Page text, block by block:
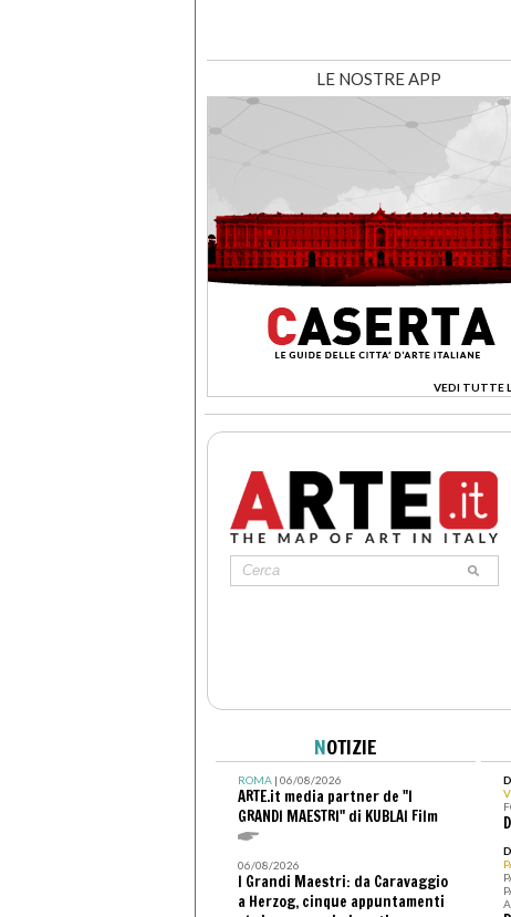
LE NOSTRE APP
VEDI TUTTE
>
NOTIZIE
ROMA| 06/08/2026
ARTE.it media partner de "I
GRANDI MAESTRI" di KUBLAI Film
06/08/2026
I Grandi Maestri: da Caravaggio
a Herzog, cinque appuntamenti